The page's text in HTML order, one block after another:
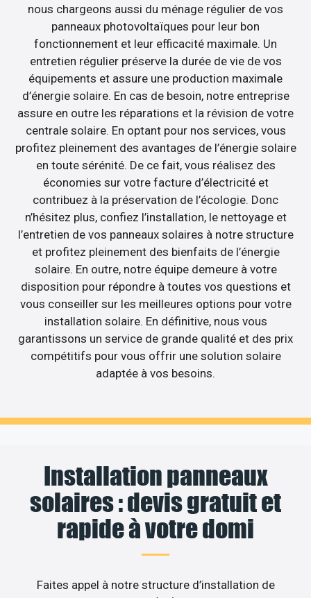
nous chargeons aussi du ménage régulier de vos
panneaux photovoltaïques pour leur bon
fonctionnement et leur efficacité maximale. Un
entretien régulier préserve la durée de vie de vos
équipements et assure une production maximale
d’énergie solaire. En cas de besoin, notre entreprise
assure en outre les réparations et la révision de votre
centrale solaire. En optant pour nos services, vous
profitez pleinement des avantages de l’énergie solaire
en toute sérénité. De ce fait, vous réalisez des
économies sur votre facture d’électricité et
contribuez à la préservation de l’écologie. Donc
n’hésitez plus, confiez l’installation, le nettoyage et
l’entretien de vos panneaux solaires à notre structure
et profitez pleinement des bienfaits de l’énergie
solaire. En outre, notre équipe demeure à votre
disposition pour répondre à toutes vos questions et
vous conseiller sur les meilleures options pour votre
installation solaire. En définitive, nous vous
garantissons un service de grande qualité et des prix
compétitifs pour vous offrir une solution solaire
adaptée à vos besoins.
Installation panneaux
solaires : devis gratuit et
rapide à votre domi
Faites appel à notre structure d’installation de